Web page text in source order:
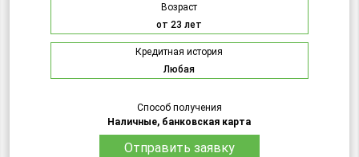
Возраст
от 23 лет
Кредитная история
Любая
Способ получения
Наличные, банковская карта
Отправить заявку